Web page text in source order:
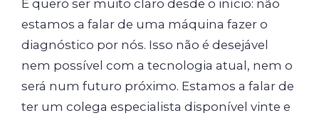
E quero ser muito claro desde o início: não
estamos a falar de uma máquina fazer o
diagnóstico por nós. Isso não é desejável
nem possível com a tecnologia atual, nem o
será num futuro próximo. Estamos a falar de
ter um colega especialista disponível vinte e